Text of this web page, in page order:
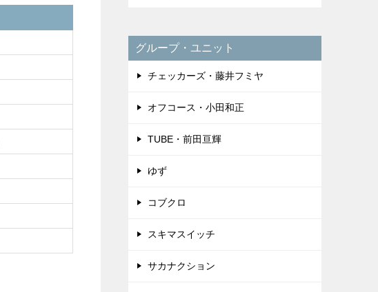
グループ・ユニット
チェッカーズ・藤井フミヤ
オフコース・小田和正
TUBE・前田亘輝
ゆず
コブクロ
スキマスイッチ
サカナクション